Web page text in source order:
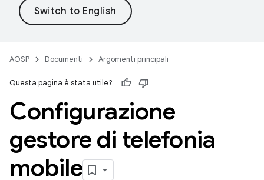
AOSP Documenti Argomenti principali
Questa pagina è stata utile?
Configurazione
gestore di telefonia
mobile